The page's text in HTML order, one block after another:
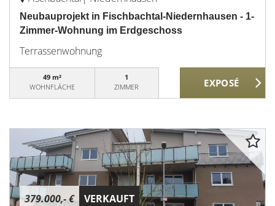
Neubauprojekt in Fischbachtal-Niedernhausen - 1-
Zimmer-Wohnung im Erdgeschoss
Terrassenwohnung
49 m²
WOHNFLÄCHE
1
ZIMMER
379.000,- € VERKAUFT